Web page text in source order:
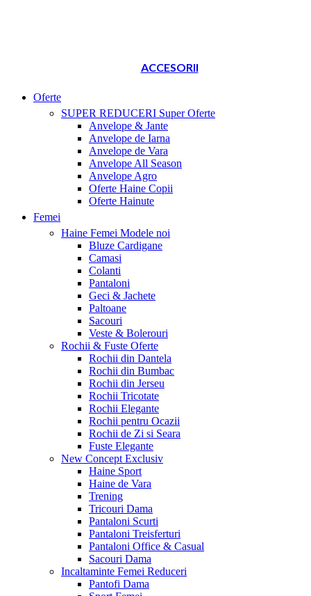
ACCESORII
Oferte
SUPER REDUCERI Super Oferte
Anvelope & Jante
Anvelope de Iarna
Anvelope de Vara
Anvelope All Season
Anvelope Agro
Oferte Haine Copii
Oferte Hainute
Femei
Haine Femei Modele noi
Bluze Cardigane
Camasi
Colanti
Pantaloni
Geci & Jachete
Paltoane
Sacouri
Veste & Bolerouri
Rochii & Fuste Oferte
Rochii din Dantela
Rochii din Bumbac
Rochii din Jerseu
Rochii Tricotate
Rochii Elegante
Rochii pentru Ocazii
Rochii de Zi si Seara
Fuste Elegante
New Concept Exclusiv
Haine Sport
Haine de Vara
Trening
Tricouri Dama
Pantaloni Scurti
Pantaloni Treisferturi
Pantaloni Office & Casual
Sacouri Dama
Incaltaminte Femei Reduceri
Pantofi Dama